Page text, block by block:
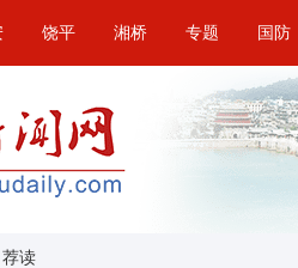
饶平 湘桥 专题 国防
荐读